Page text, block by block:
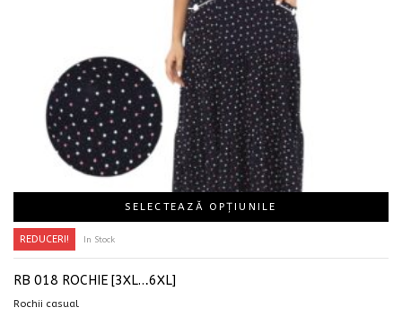
SELECTEAZĂ OPȚIUNILE
REDUCERI! In Stock
RB 018 ROCHIE [3XL…6XL]
Rochii casual